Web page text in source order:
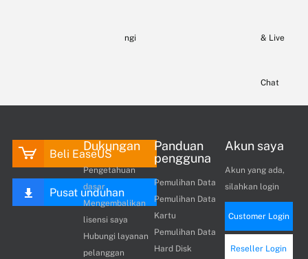
ngi & Live
Chat
Beli EaseUS
Pusat unduhan
Dukungan
Pengetahuan
dasar
Mengembalikan
lisensi saya
Hubungi layanan
pelanggan
Panduan
pengguna
Pemulihan Data
Pemulihan Data
Kartu
Pemulihan Data
Hard Disk
Akun saya
Akun yang ada,
silahkan login
Customer Login
Reseller Login